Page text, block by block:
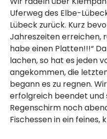
Uferweg des Elbe-
Lübeck zurück. Kurz
Jahreszeiten erreichen,
habe einen Platten!!!“
lachen, so hat es jeden
angekommen, die
begann es zu regnen.
erfolgreich beendet
Regenschirm noch
Fischessen in ein feines,